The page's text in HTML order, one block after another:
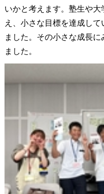
いかと考えます。塾生や
え、小さな目標を達成し
ました。その小さな成長
ました。